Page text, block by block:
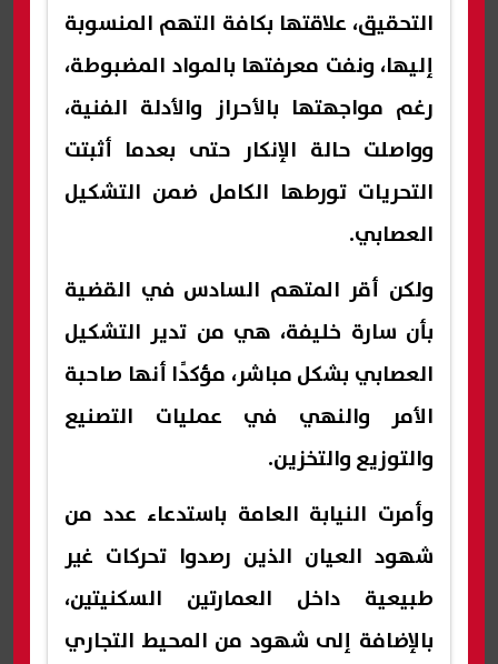
التحقيق، علاقتها بكافة التهم المنسوبة
إليها، ونفت معرفتها بالمواد المضبوطة،
رغم مواجهتها بالأحراز والأدلة الفنية،
وواصلت حالة الإنكار حتى بعدما أثبتت
التحريات تورطها الكامل ضمن التشكيل
العصابي.
ولكن أقر المتهم السادس في القضية
بأن سارة خليفة، هي من تدير التشكيل
العصابي بشكل مباشر، مؤكدًا أنها صاحبة
الأمر والنهي في عمليات التصنيع
والتوزيع والتخزين.
وأمرت النيابة العامة باستدعاء عدد من
شهود العيان الذين رصدوا تحركات غير
طبيعية داخل العمارتين السكنيتين،
بالإضافة إلى شهود من المحيط التجاري